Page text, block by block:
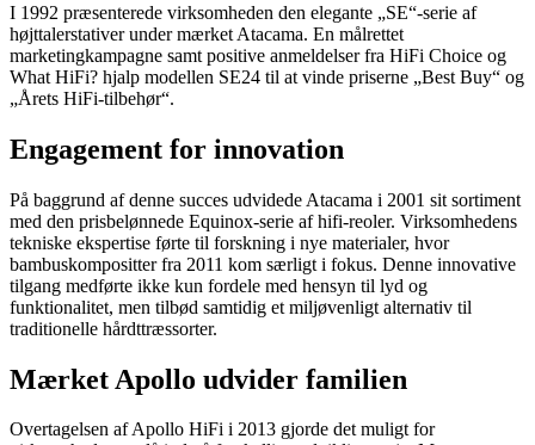
I 1992 præsenterede virksomheden den elegante „SE“-serie af
højttalerstativer under mærket Atacama. En målrettet
marketingkampagne samt positive anmeldelser fra HiFi Choice og
What HiFi? hjalp modellen SE24 til at vinde priserne „Best Buy“ og
„Årets HiFi-tilbehør“.
Engagement for innovation
På baggrund af denne succes udvidede Atacama i 2001 sit sortiment
med den prisbelønnede Equinox-serie af hifi-reoler. Virksomhedens
tekniske ekspertise førte til forskning i nye materialer, hvor
bambuskompositter fra 2011 kom særligt i fokus. Denne innovative
tilgang medførte ikke kun fordele med hensyn til lyd og
funktionalitet, men tilbød samtidig et miljøvenligt alternativ til
traditionelle hårdttræssorter.
Mærket Apollo udvider familien
Overtagelsen af Apollo HiFi i 2013 gjorde det muligt for